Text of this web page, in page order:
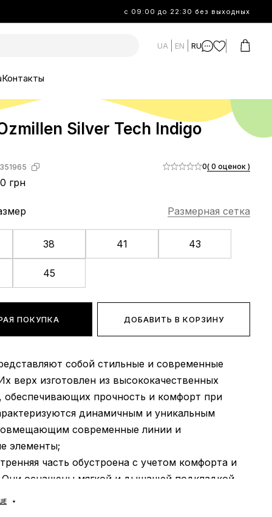
с 09:00 до 22:30 без выходных
UA EN RU
Контакты
Silver Tech Indigo
грн
0( 0 оценок )
Размерная сетка
38 41 43
45
ПОКУПКА ДОБАВИТЬ В КОРЗИНУ
собой стильные и современные
верх изготовлен из высококачественных
обеспечивающих прочность и комфорт при
динамичным и уникальным
современные линии и
элементы;
часть обустроена с учетом комфорта и
оснащены мягкой и дышащей подкладкой,